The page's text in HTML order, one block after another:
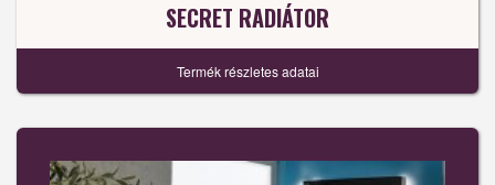
SECRET RADIÁTOR
Termék részletes adatai